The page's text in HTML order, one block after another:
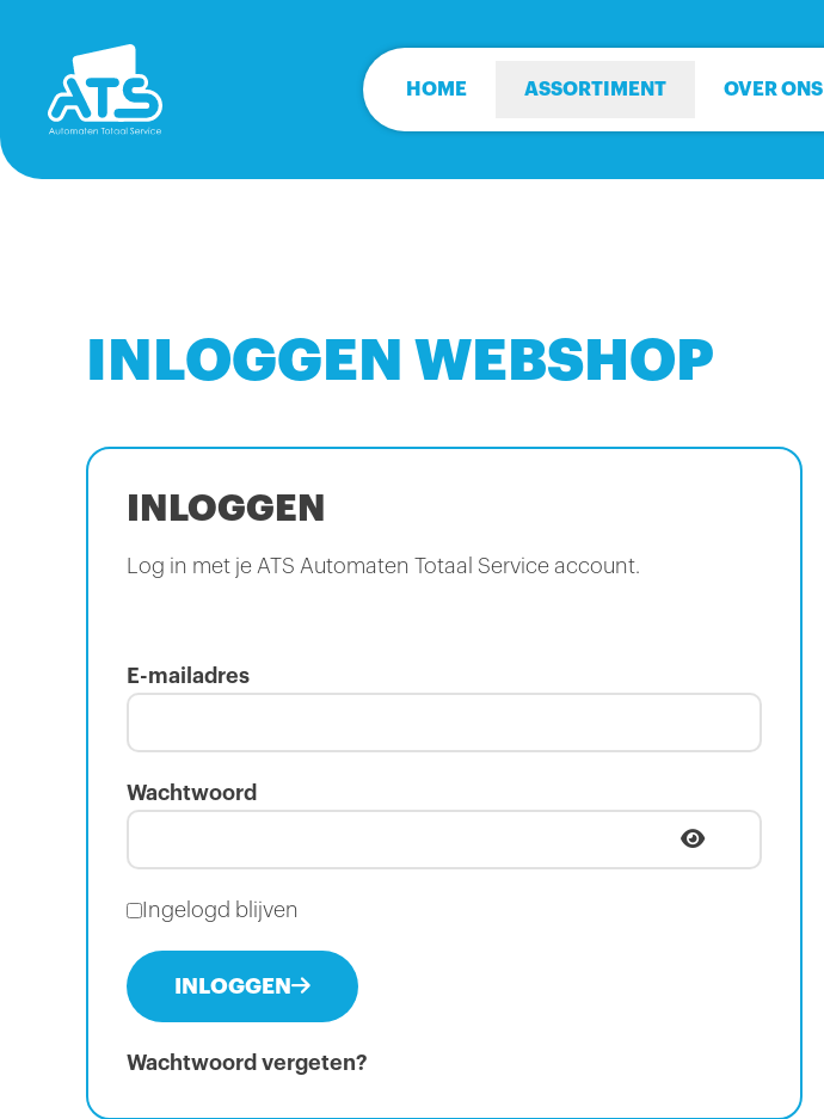
HOME ASSORTIMENT OVER ONS
INLOGGEN WEBSHOP
INLOGGEN
Log in met je ATS Automaten Totaal Service account.
E-mailadres
Wachtwoord
Ingelogd blijven
INLOGGEN
Wachtwoord vergeten?